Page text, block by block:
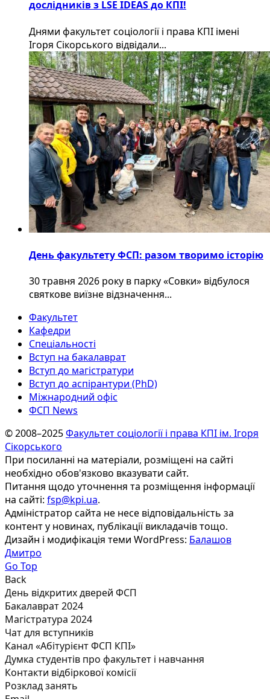
дослідників з LSE IDEAS до КПІ!
Днями факультет соціології і права КПІ імені
Ігоря Сікорського відвідали...
День факультету ФСП: разом творимо історію
30 травня 2026 року в парку «Совки» відбулося
святкове виїзне відзначення...
Факультет
Кафедри
Спеціальності
Вступ на бакалаврат
Вступ до магістратури
Вступ до аспірантури (PhD)
Міжнародний офіс
ФСП News
© 2008–2025Факультет соціології і права КПІ ім. Ігоря
Сікорського
При посиланні на матеріали, розміщені на сайті
необхідно обов'язково вказувати сайт.
Питання щодо уточнення та розміщення інформації
на сайті: fsp@kpi.ua.
Адміністратор сайта не несе відповідальність за
контент у новинах, публікації викладачів тощо.
Дизайн і модифікація теми WordPress: Балашов
Дмитро
Go Top
Back
День відкритих дверей ФСП
Бакалаврат 2024
Магістратура 2024
Чат для вступників
Канал «Абітурієнт ФСП КПІ»
Думка студентів про факультет і навчання
Контакти відбіркової комісії
Розклад занять